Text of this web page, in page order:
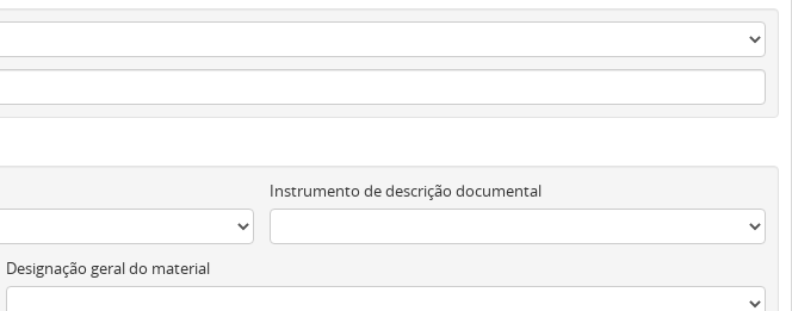
Instrumento de descrição documental
Designação geral do material